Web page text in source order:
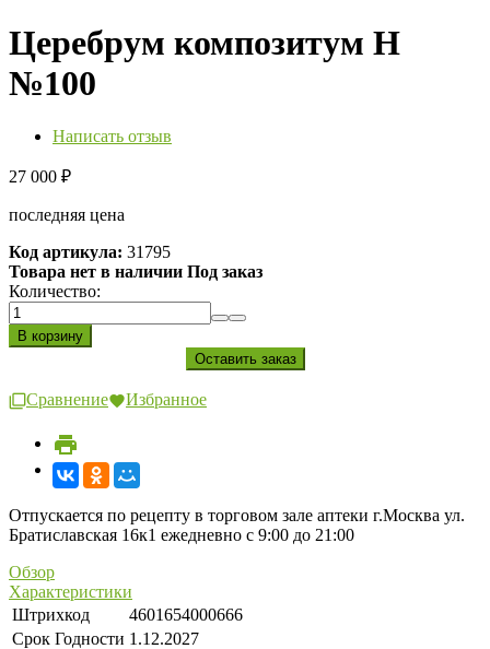
Церебрум композитум Н
№100
Написать отзыв
27 000 ₽
последняя цена
Код артикула: 31795
Товара нет в наличии Под заказ
Количество:
Сравнение Избранное
Отпускается по рецепту в торговом зале аптеки г.Москва ул.
Братиславская 16к1 ежедневно с 9:00 до 21:00
Обзор
Характеристики
Штрихкод
4601654000666
Срок Годности 1.12.2027